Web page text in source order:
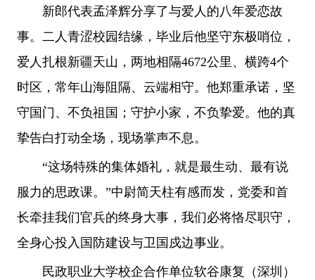
新郎代表孟泽辉分享了与爱人的八年爱恋故
事。二人青涩校园结缘，毕业后他坚守东极哨位，
爱人扎根新疆天山，两地相隔4672公里、横跨4个
时区，常年山海阻隔、云端相守。他郑重承诺，坚
守国门、不负祖国；守护小家，不负挚爱。他的真
挚告白打动全场，现场掌声不息。
“这场特殊的集体婚礼，就是最生动、最有说
服力的思政课。”中尉简天柱有感而发，党委和首
长牵挂我们官兵的终身大事，我们必将恪尽职守，
全身心投入国防建设与卫国戍边事业。
民政职业大学校企合作单位软谷康复（深圳）